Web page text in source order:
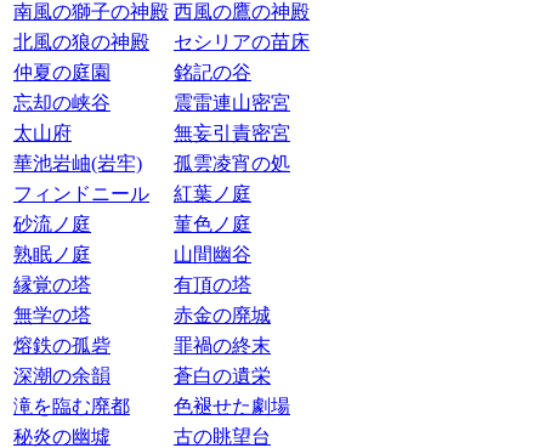
南風の獅子の神殿 西風の鷹の神殿
北風の狼の神殿
セシリアの苗床
仲夏の庭園
銘記の谷
忘却の峡谷
震雷連山密宮
太山府
無妄引責密宮
華池岩岫(岩牢)
孤雲凌宵の処
フィンドニール
紅葉ノ庭
砂流ノ庭
菫色ノ庭
熟眠ノ庭
山間幽谷
縁覚の塔
有頂の塔
無学の塔
赤金の廃城
熔鉄の孤砦
罪禍の終末
深潮の余韻
蒼白の遺栄
滝を臨む廃都
色褪せた劇場
秘炎の幽墟
古の眺望台